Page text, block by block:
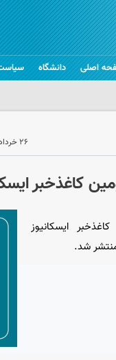
اصلی دانشگاه
۲۶ خرداد ۱۴۰۵ - ۱۸:۰۳
کاغذخبر
ایسکانیوز